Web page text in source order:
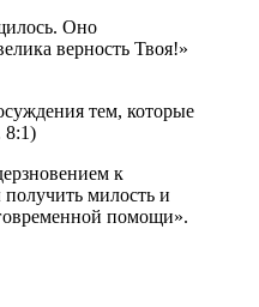
Оно
верность Твоя!»
тем, которые
8:1)
к
получить милость и
помощи».